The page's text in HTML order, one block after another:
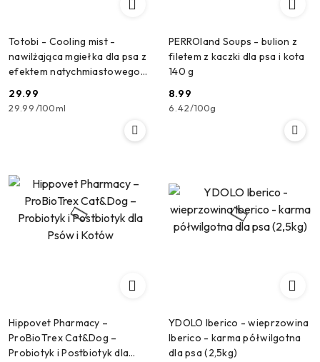
Totobi - Cooling mist -
nawilżająca mgiełka dla psa z
efektem natychmiastowego
Cena:
29.99
29.99/100ml
PERROland Soups - bulion z
filetem z kaczki dla psa i kota
140 g
Cena:
8.99
6.42/100g
Hippovet Pharmacy –
ProBioTrex Cat&Dog –
Probiotyk i Postbiotyk dla
YDOLO Iberico - wieprzowina
Iberico - karma półwilgotna
dla psa (2,5kg)